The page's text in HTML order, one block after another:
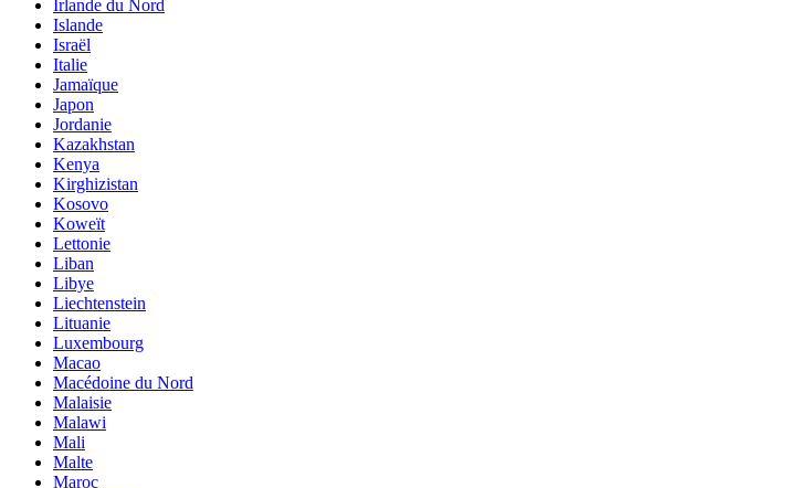
Irlande du Nord
Islande
Israël
Italie
Jamaïque
Japon
Jordanie
Kazakhstan
Kenya
Kirghizistan
Kosovo
Koweït
Lettonie
Liban
Libye
Liechtenstein
Lituanie
Luxembourg
Macao
Macédoine du Nord
Malaisie
Malawi
Mali
Malte
Maroc